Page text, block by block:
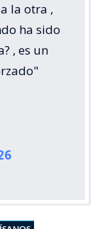
la otra ,
ha sido
, es un